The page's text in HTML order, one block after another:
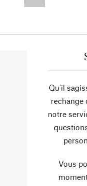
Qu’il
rechange
notre
Vous